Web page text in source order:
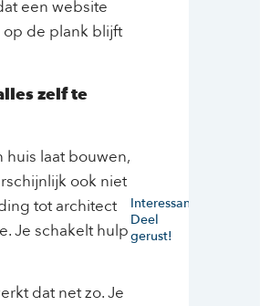
een website
op de plank blijft
zelf te
huis laat bouwen,
ook niet
tot architect
Je schakelt hulp
dat net zo. Je
Interessant?
Deel
gerust!